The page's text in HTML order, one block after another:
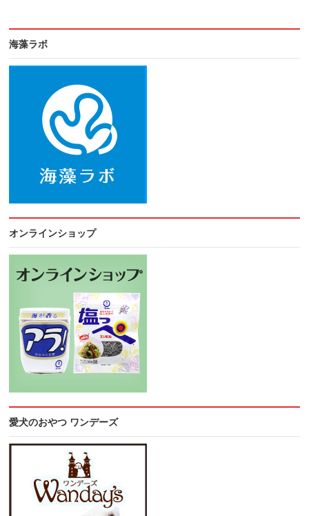
海藻ラボ
オンラインショップ
愛犬のおやつ ワンデーズ